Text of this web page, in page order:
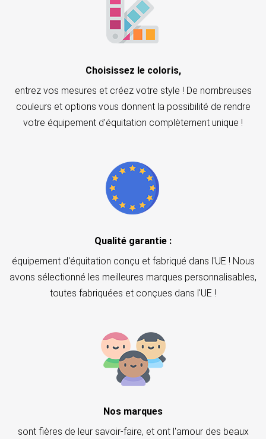
Choisissez le coloris,
entrez vos mesures et créez votre style ! De nombreuses
couleurs et options vous donnent la possibilité de rendre
votre équipement d'équitation complètement unique !
Qualité garantie :
équipement d'équitation conçu et fabriqué dans l'UE ! Nous
avons sélectionné les meilleures marques personnalisables,
toutes fabriquées et conçues dans l'UE !
Nos marques
sont fières de leur savoir-faire, et ont l'amour des beaux